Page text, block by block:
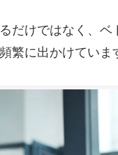
だけではなく、
繁に出かけていま